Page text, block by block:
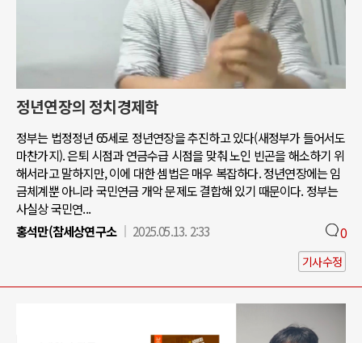
정년연장의 정치경제학
정부는 법정정년 65세로 정년연장을 추진하고 있다(새정부가 들어서도
마찬가지). 은퇴 시점과 연금수급 시점을 맞춰 노인 빈곤을 해소하기 위
해서라고 말하지만, 이에 대한 셈법은 매우 복잡하다. 정년연장에는 임
금체계뿐 아니라 국민연금 개악 문제도 결합해 있기 때문이다. 정부는
사실상 국민연...
홍석만(참세상연구소
2025.05.13. 2:33 0
기사수정